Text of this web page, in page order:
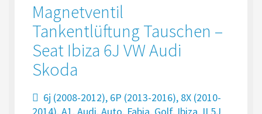
Magnetventil
Tankentlüftung Tauschen –
Seat Ibiza 6J VW Audi
Skoda
6j (2008-2012), 6P (2013-2016), 8X (2010-